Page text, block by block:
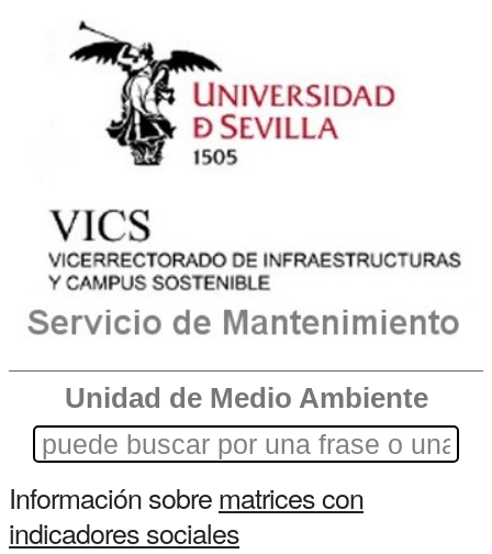
Unidad de Medio Ambiente
Información sobrematrices con
indicadores sociales